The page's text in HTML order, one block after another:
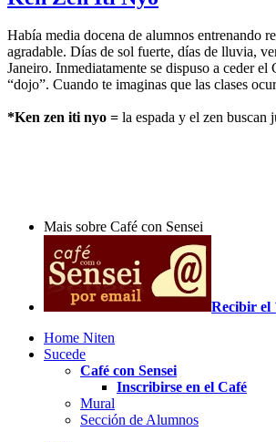
Había media docena de alumnos entrenando
agradable. Días de sol fuerte, días de lluvia,
Janeiro. Inmediatamente se dispuso a ceder
“dojo”. Cuando te imaginas que las clases
*Ken zen iti nyo = la espada y el zen buscan
Mais sobre Café con Sensei
Recibir el
Home Niten
Sucede
Café con Sensei
Inscribirse en el Café
Mural
Sección de Alumnos